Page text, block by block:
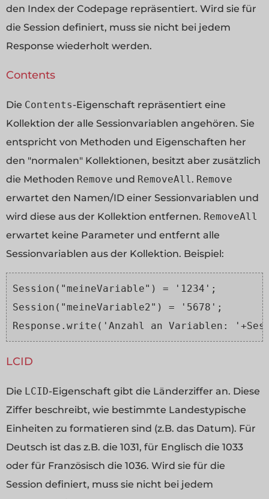
den Index der Codepage repräsentiert. Wird sie für
die Session definiert, muss sie nicht bei jedem
Response wiederholt werden.
Contents
Die Contents-Eigenschaft repräsentiert eine
Kollektion der alle Sessionvariablen angehören. Sie
entspricht von Methoden und Eigenschaften her
den "normalen" Kollektionen, besitzt aber zusätzlich
die Methoden Remove und RemoveAll. Remove
erwartet den Namen/ID einer Sessionvariablen und
wird diese aus der Kollektion entfernen. RemoveAll
erwartet keine Parameter und entfernt alle
Sessionvariablen aus der Kollektion. Beispiel:
Session("meineVariable") = '1234';
Session("meineVariable2") = '5678';
Response.write('Anzahl an Variablen:
LCID
Die LCID-Eigenschaft gibt die Länderziffer an. Diese
Ziffer beschreibt, wie bestimmte Landestypische
Einheiten zu formatieren sind (z.B. das Datum). Für
Deutsch ist das z.B. die 1031, für Englisch die 1033
oder für Französisch die 1036. Wird sie für die
Session definiert, muss sie nicht bei jedem